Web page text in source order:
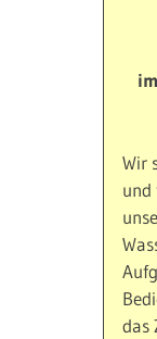
Wir
und
das